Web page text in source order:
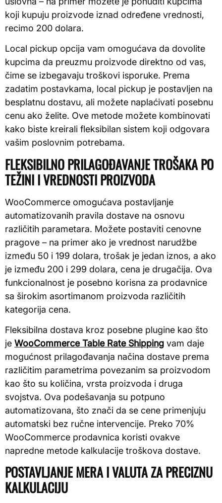
koji kupuju proizvode iznad određene vrednosti,
recimo 200 dolara.
Local pickup opcija vam omogućava da dovolite
kupcima da preuzmu proizvode direktno od vas,
čime se izbegavaju troškovi isporuke. Prema
zadatim postavkama, local pickup je postavljen na
besplatnu dostavu, ali možete naplaćivati posebnu
cenu ako želite. Ove metode možete kombinovati
kako biste kreirali fleksibilan sistem koji odgovara
vašim poslovnim potrebama.
FLEKSIBILNO PRILAGOĐAVANJE TROŠAKA PO
TEŽINI I VREDNOSTI PROIZVODA
WooCommerce omogućava postavljanje
automatizovanih pravila dostave na osnovu
različitih parametara. Možete postaviti cenovne
pragove – na primer ako je vrednost narudžbe
između 50 i 199 dolara, trošak je jedan iznos, a ako
je između 200 i 299 dolara, cena je drugačija. Ova
funkcionalnost je posebno korisna za prodavnice
sa širokim asortimanom proizvoda različitih
kategorija cena.
Fleksibilna dostava kroz posebne plugine kao što
je WooCommerce Table Rate Shipping vam daje
mogućnost prilagođavanja načina dostave prema
različitim parametrima povezanim sa proizvodom
kao što su količina, vrsta proizvoda i druga
svojstva. Ova podešavanja su potpuno
automatizovana, što znači da se cene primenjuju
automatski bez ručne intervencije. Preko 70%
WooCommerce prodavnica koristi ovakve
napredne metode kalkulacije troškova dostave.
POSTAVLJANJE MERA I VALUTA ZA PRECIZNU
KALKULACIJU